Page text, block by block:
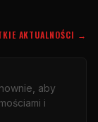
AKTUALNOŚCI →
aby
i